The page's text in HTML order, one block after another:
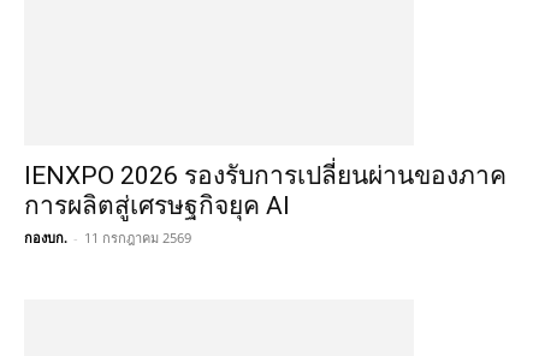
IENXPO 2026 รองรับการเปลี่ยนผ่านของภาค
การผลิตสู่เศรษฐกิจยุค AI
กองบก. - 11 กรกฎาคม 2569